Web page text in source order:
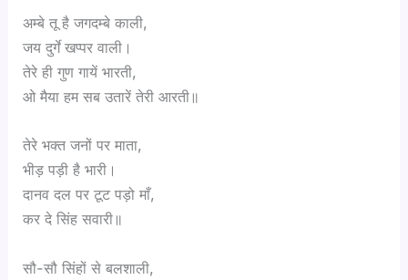
अम्बे तू है जगदम्बे काली,
जय दुर्गे खप्पर वाली।
तेरे ही गुण गायें भारती,
ओ मैया हम सब उतारें तेरी आरती॥
तेरे भक्त जनों पर माता,
भीड़ पड़ी है भारी।
दानव दल पर टूट पड़ो माँ,
कर दे सिंह सवारी॥
सौ-सौ सिंहों से बलशाली,